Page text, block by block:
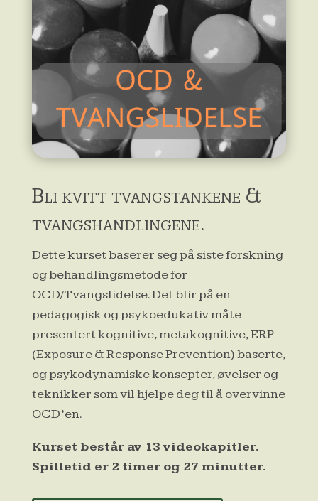
Bli kvitt tvangstankene &
tvangshandlingene.
Dette kurset baserer seg på siste forskning
og behandlingsmetode for
OCD/Tvangslidelse. Det blir på en
pedagogisk og psykoedukativ måte
presentert kognitive, metakognitive, ERP
(Exposure & Response Prevention) baserte,
og psykodynamiske konsepter, øvelser og
teknikker som vil hjelpe deg til å overvinne
OCD’en.
Kurset består av 13 videokapitler.
Spilletid er 2 timer og 27 minutter.